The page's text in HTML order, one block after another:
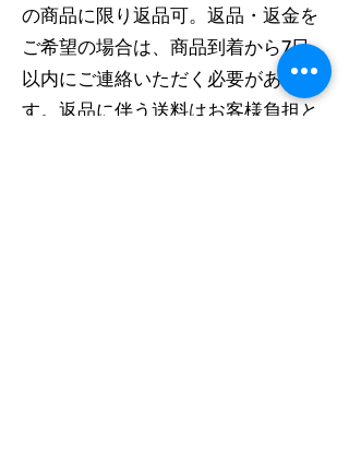
の商品に限り返品可。返品・返金を
ご希望の場合は、商品到着から7日
以内にご連絡いただく必要がありま
す。返品に伴う送料はお客様負担と